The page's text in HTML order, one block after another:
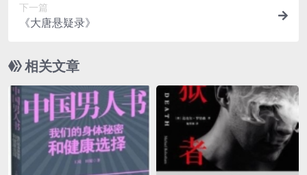
下一篇
《大唐悬疑录》
相关文章